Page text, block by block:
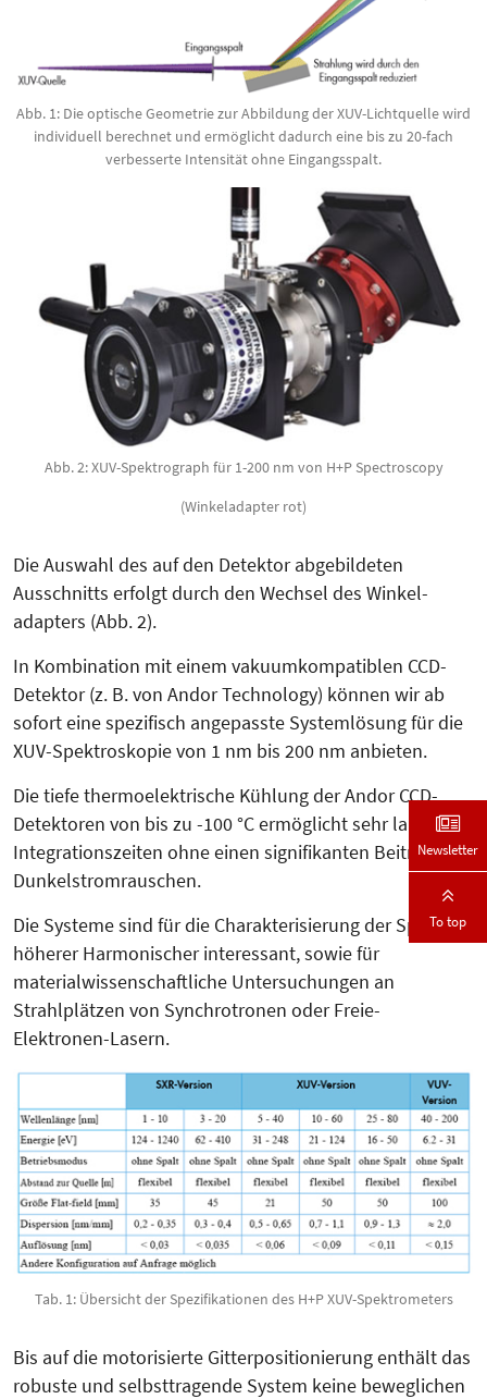
Abb. 1: Die optische Geometrie zur Abbildung der XUV-Lichtquelle wird
individuell berechnet und ermöglicht dadurch eine bis zu 20-fach
verbesserte Intensität ohne Eingangsspalt.
Abb. 2: XUV-Spektrograph für 1-200 nm von H+P Spectroscopy
(Winkeladapter rot)
Die Aus­wahl des auf den Detektor abgebildeten
Ausschnitts erfolgt durch den Wechsel des Win­kel­
adapters (Abb. 2).
In Kombination mit einem vakuumkompatiblen CCD-
Detektor (z. B. von Andor Technology) können wir ab
sofort eine spezifisch ange­passte Sys­temlösung für die
XUV-Spek­troskopie von 1 nm bis 200 nm anbieten.
Die tiefe thermoelektrische Kühlung der Andor CCD-
Detektoren von bis zu -100 °C ermöglicht sehr lange
Integrationszeiten ohne einen signifikanten Beitrag von
Dunkel­strom­rauschen.
Die Systeme sind für die Cha­rak­­te­risierung der Spektren
höherer Har­mo­nischer interessant, sowie für
materialwissenschaftliche Untersuchungen an
Strahlplätzen von Synchrotronen oder Freie-
Elektronen-Lasern.
Tab. 1: Übersicht der Spezifikationen des H+P XUV-Spektrometers
Bis auf die motorisierte Gitterpo­sitionierung enthält das
robuste und selbsttragende System keine beweglichen
Newsletter
To top